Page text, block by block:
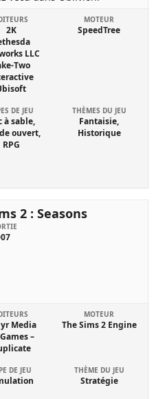
2K
LLC
Two
MOTEUR
SpeedTree
DE JEU
à sable,
ouvert,
RPG
THÈMES DU JEU
Fantaisie,
Historique
2 : Seasons
Media
–
MOTEUR
The Sims 2 Engine
DE JEU THÈME DU JEU
Stratégie